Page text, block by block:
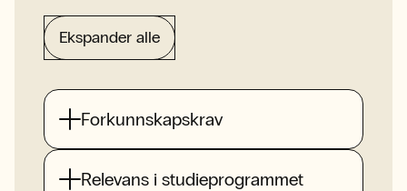
Ekspander alle
Forkunnskapskrav
Relevans i studieprogrammet